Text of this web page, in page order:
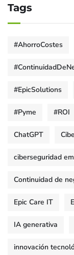
Tags
#AhorroCostes
#EpicSolutions
#Pyme #ROI
ChatGPT
ciberseguridad
Continuidad de
Epic Care IT
IA generativa
innovación